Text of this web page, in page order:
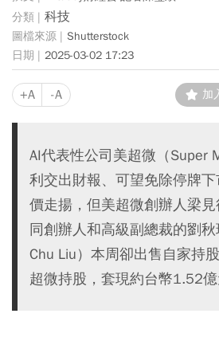
科技
Shutterstock
2025-03-02 17:23
+A -A 加
AI代表性公司美超微（Super
利交出財報、可望免除停牌
價走揚，但美超微創辦人梁
同創辦人和高級副總裁的劉
Chu Liu）本周卻出售自家持
超微持股，套現約台幣1.52億